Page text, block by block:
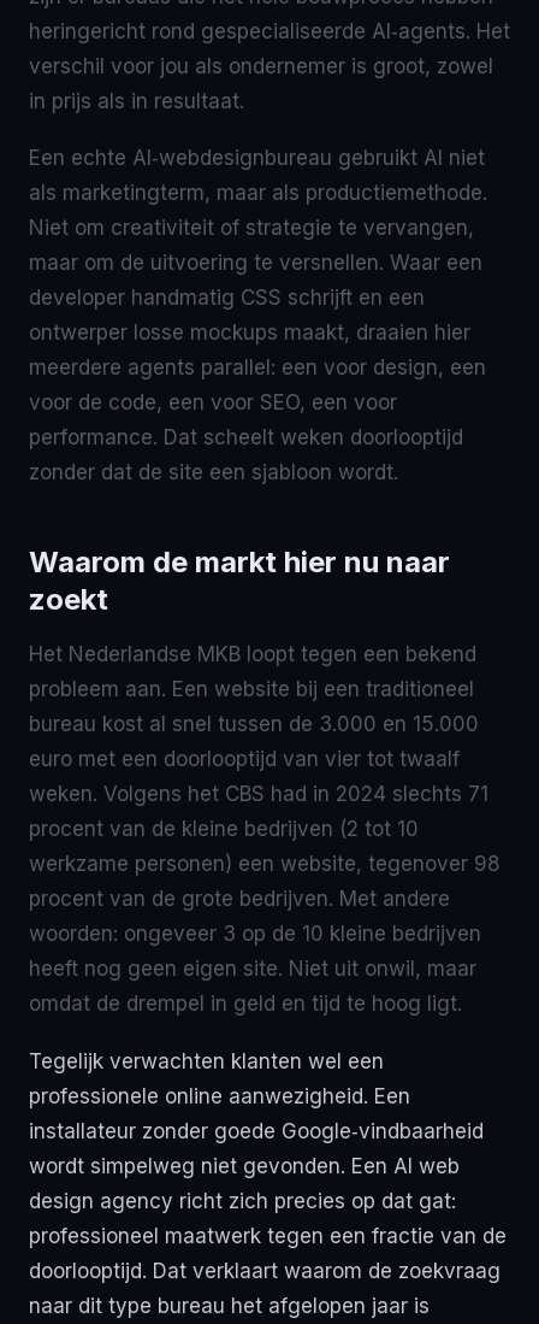
heringericht rond gespecialiseerde AI‑agents. Het
verschil voor jou als ondernemer is groot, zowel
in prijs als in resultaat.
Een echte AI‑webdesignbureau gebruikt AI niet
als marketingterm, maar als productiemethode.
Niet om creativiteit of strategie te vervangen,
maar om de uitvoering te versnellen. Waar een
developer handmatig CSS schrijft en een
ontwerper losse mockups maakt, draaien hier
meerdere agents parallel: een voor design, een
voor de code, een voor SEO, een voor
performance. Dat scheelt weken doorlooptijd
zonder dat de site een sjabloon wordt.
Waarom de markt hier nu naar
zoekt
Het Nederlandse MKB loopt tegen een bekend
probleem aan. Een website bij een traditioneel
bureau kost al snel tussen de 3.000 en 15.000
euro met een doorlooptijd van vier tot twaalf
weken. Volgens het CBS had in 2024 slechts 71
procent van de kleine bedrijven (2 tot 10
werkzame personen) een website, tegenover 98
procent van de grote bedrijven. Met andere
woorden: ongeveer 3 op de 10 kleine bedrijven
heeft nog geen eigen site. Niet uit onwil, maar
omdat de drempel in geld en tijd te hoog ligt.
Tegelijk verwachten klanten wel een
professionele online aanwezigheid. Een
installateur zonder goede Google‑vindbaarheid
wordt simpelweg niet gevonden. Een AI web
design agency richt zich precies op dat gat:
professioneel maatwerk tegen een fractie van de
doorlooptijd. Dat verklaart waarom de zoekvraag
naar dit type bureau het afgelopen jaar is